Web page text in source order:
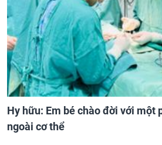
Hy hữu: Em bé chào đời với một
ngoài cơ thể